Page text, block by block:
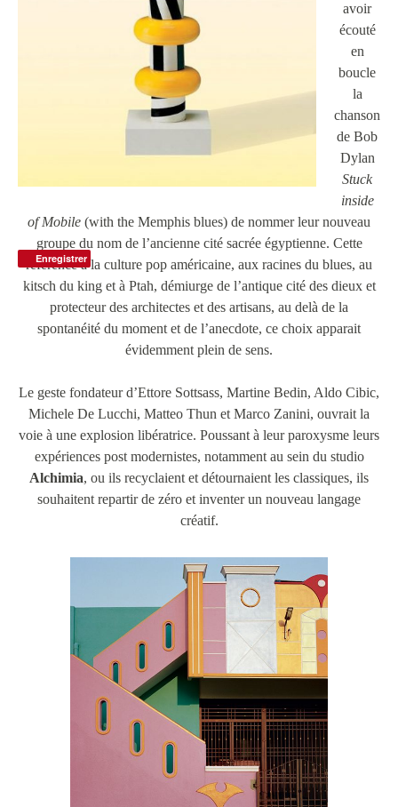
avoir
écouté
en
boucle
la
chanson
de Bob
Dylan
Stuck
inside
of Mobile (with the Memphis blues) de nommer leur nouveau
groupe du nom de l’ancienne cité sacrée égyptienne. Cette
référence à la culture pop américaine, aux racines du blues, au
kitsch du king et à Ptah, démiurge de l’antique cité des dieux et
protecteur des architectes et des artisans, au delà de la
spontanéité du moment et de l’anecdote, ce choix apparait
évidemment plein de sens.
Le geste fondateur d’Ettore Sottsass, Martine Bedin, Aldo Cibic,
Michele De Lucchi, Matteo Thun et Marco Zanini, ouvrait la
voie à une explosion libératrice. Poussant à leur paroxysme leurs
expériences post modernistes, notamment au sein du studio
Alchimia, ou ils recyclaient et détournaient les classiques, ils
souhaitent repartir de zéro et inventer un nouveau langage
créatif.
Enregistrer